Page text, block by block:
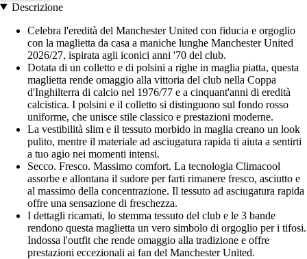
Descrizione
Celebra l'eredità del Manchester United con fiducia e orgoglio
con la maglietta da casa a maniche lunghe Manchester United
2026/27, ispirata agli iconici anni '70 del club.
Dotata di un colletto e di polsini a righe in maglia piatta, questa
maglietta rende omaggio alla vittoria del club nella Coppa
d'Inghilterra di calcio nel 1976/77 e a cinquant'anni di eredità
calcistica. I polsini e il colletto si distinguono sul fondo rosso
uniforme, che unisce stile classico e prestazioni moderne.
La vestibilità slim e il tessuto morbido in maglia creano un look
pulito, mentre il materiale ad asciugatura rapida ti aiuta a sentirti
a tuo agio nei momenti intensi.
Secco. Fresco. Massimo comfort. La tecnologia Climacool
assorbe e allontana il sudore per farti rimanere fresco, asciutto e
al massimo della concentrazione. Il tessuto ad asciugatura rapida
offre una sensazione di freschezza.
I dettagli ricamati, lo stemma tessuto del club e le 3 bande
rendono questa maglietta un vero simbolo di orgoglio per i tifosi.
Indossa l'outfit che rende omaggio alla tradizione e offre
prestazioni eccezionali ai fan del Manchester United.